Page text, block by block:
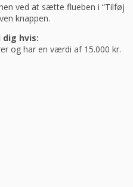
ved at sætte flueben i “Tilføj
knappen.
hvis:
og har en værdi af 15.000 kr.